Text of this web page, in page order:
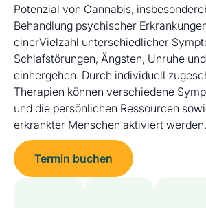
Potenzial von Cannabis,
Behandlung psychischer
einerVielzahl unterschiedlicher
Schlafstörungen, Ängsten, Unruhe
einhergehen. Durch individuell
Therapien können verschiedene
und die persönlichen Ressourcen
erkrankter Menschen aktiviert werden.
Termin buchen